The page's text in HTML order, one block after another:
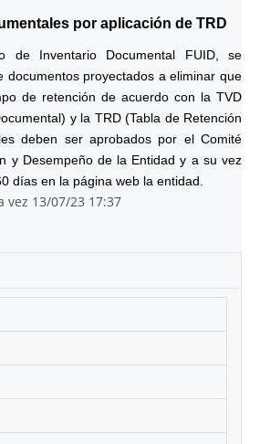
por aplicación de TRD
de Inventario Documental FUID, se
documentos proyectados a eliminar que
de retención de acuerdo con la TVD
y la TRD (Tabla de Retención
deben ser aprobados por el Comité
y Desempeño de la Entidad y a su vez
días en la página web la entidad.
13/07/23 17:37